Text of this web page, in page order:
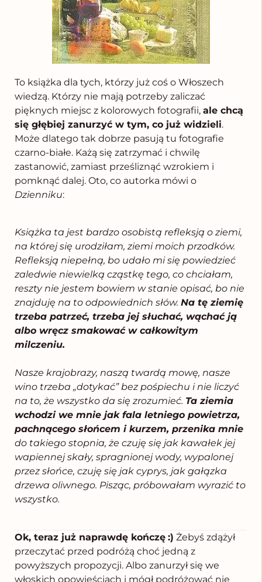
To książka dla tych, którzy już coś o Włoszech
wiedzą. Którzy nie mają potrzeby zaliczać
pięknych miejsc z kolorowych fotografii, ale chcą
się głębiej zanurzyć w tym, co już widzieli.
Może dlatego tak dobrze pasują tu fotografie
czarno-białe. Każą się zatrzymać i chwilę
zastanowić, zamiast prześliznąć wzrokiem i
pomknąć dalej. Oto, co autorka mówi o
Dzienniku:
.
Książka ta jest bardzo osobistą refleksją o ziemi,
na której się urodziłam, ziemi moich przodków.
Refleksją niepełną, bo udało mi się powiedzieć
zaledwie niewielką cząstkę tego, co chciałam,
reszty nie jestem bowiem w stanie opisać, bo nie
znajduję na to odpowiednich słów. Na tę ziemię
trzeba patrzeć, trzeba jej słuchać, wąchać ją
albo wręcz smakować w całkowitym
milczeniu.
.
Nasze krajobrazy, naszą twardą mowę, nasze
wino trzeba „dotykać” bez pośpiechu i nie liczyć
na to, że wszystko da się zrozumieć. Ta ziemia
wchodzi we mnie jak fala letniego powietrza,
pachnącego słońcem i kurzem, przenika mnie
do takiego stopnia, że czuję się jak kawałek jej
wapiennej skały, spragnionej wody, wypalonej
przez słońce, czuję się jak cyprys, jak gałązka
drzewa oliwnego. Pisząc, próbowałam wyrazić to
wszystko.
.
Ok, teraz już naprawdę kończę :) Żebyś zdążył
przeczytać przed podróżą choć jedną z
powyższych propozycji. Albo zanurzył się we
włoskich opowieściach i mógł podróżować nie